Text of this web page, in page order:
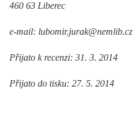
460 63 Liberec
e-mail: lubomir.jurak@nemlib.cz
Přijato k recenzi: 31. 3. 2014
Přijato do tisku: 27. 5. 2014